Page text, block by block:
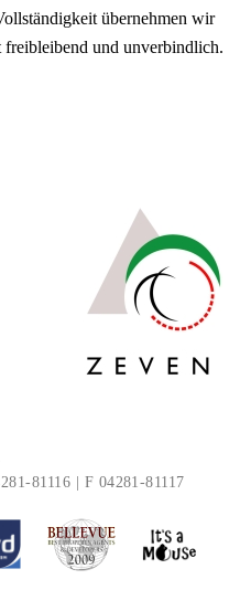
übernehmen wir
und unverbindlich.
81116 | F 04281-81117